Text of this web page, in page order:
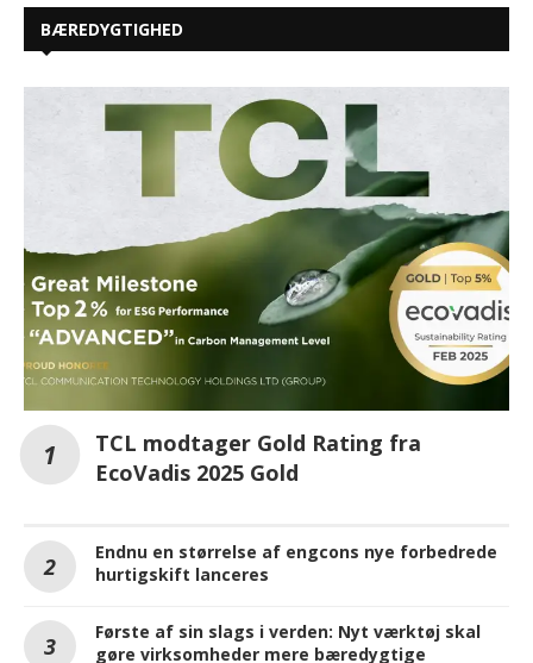
BÆREDYGTIGHED
TCL modtager Gold Rating fra
EcoVadis 2025 Gold
Endnu en størrelse af engcons nye forbedrede
hurtigskift lanceres
Første af sin slags i verden: Nyt værktøj skal
gøre virksomheder mere bæredygtige